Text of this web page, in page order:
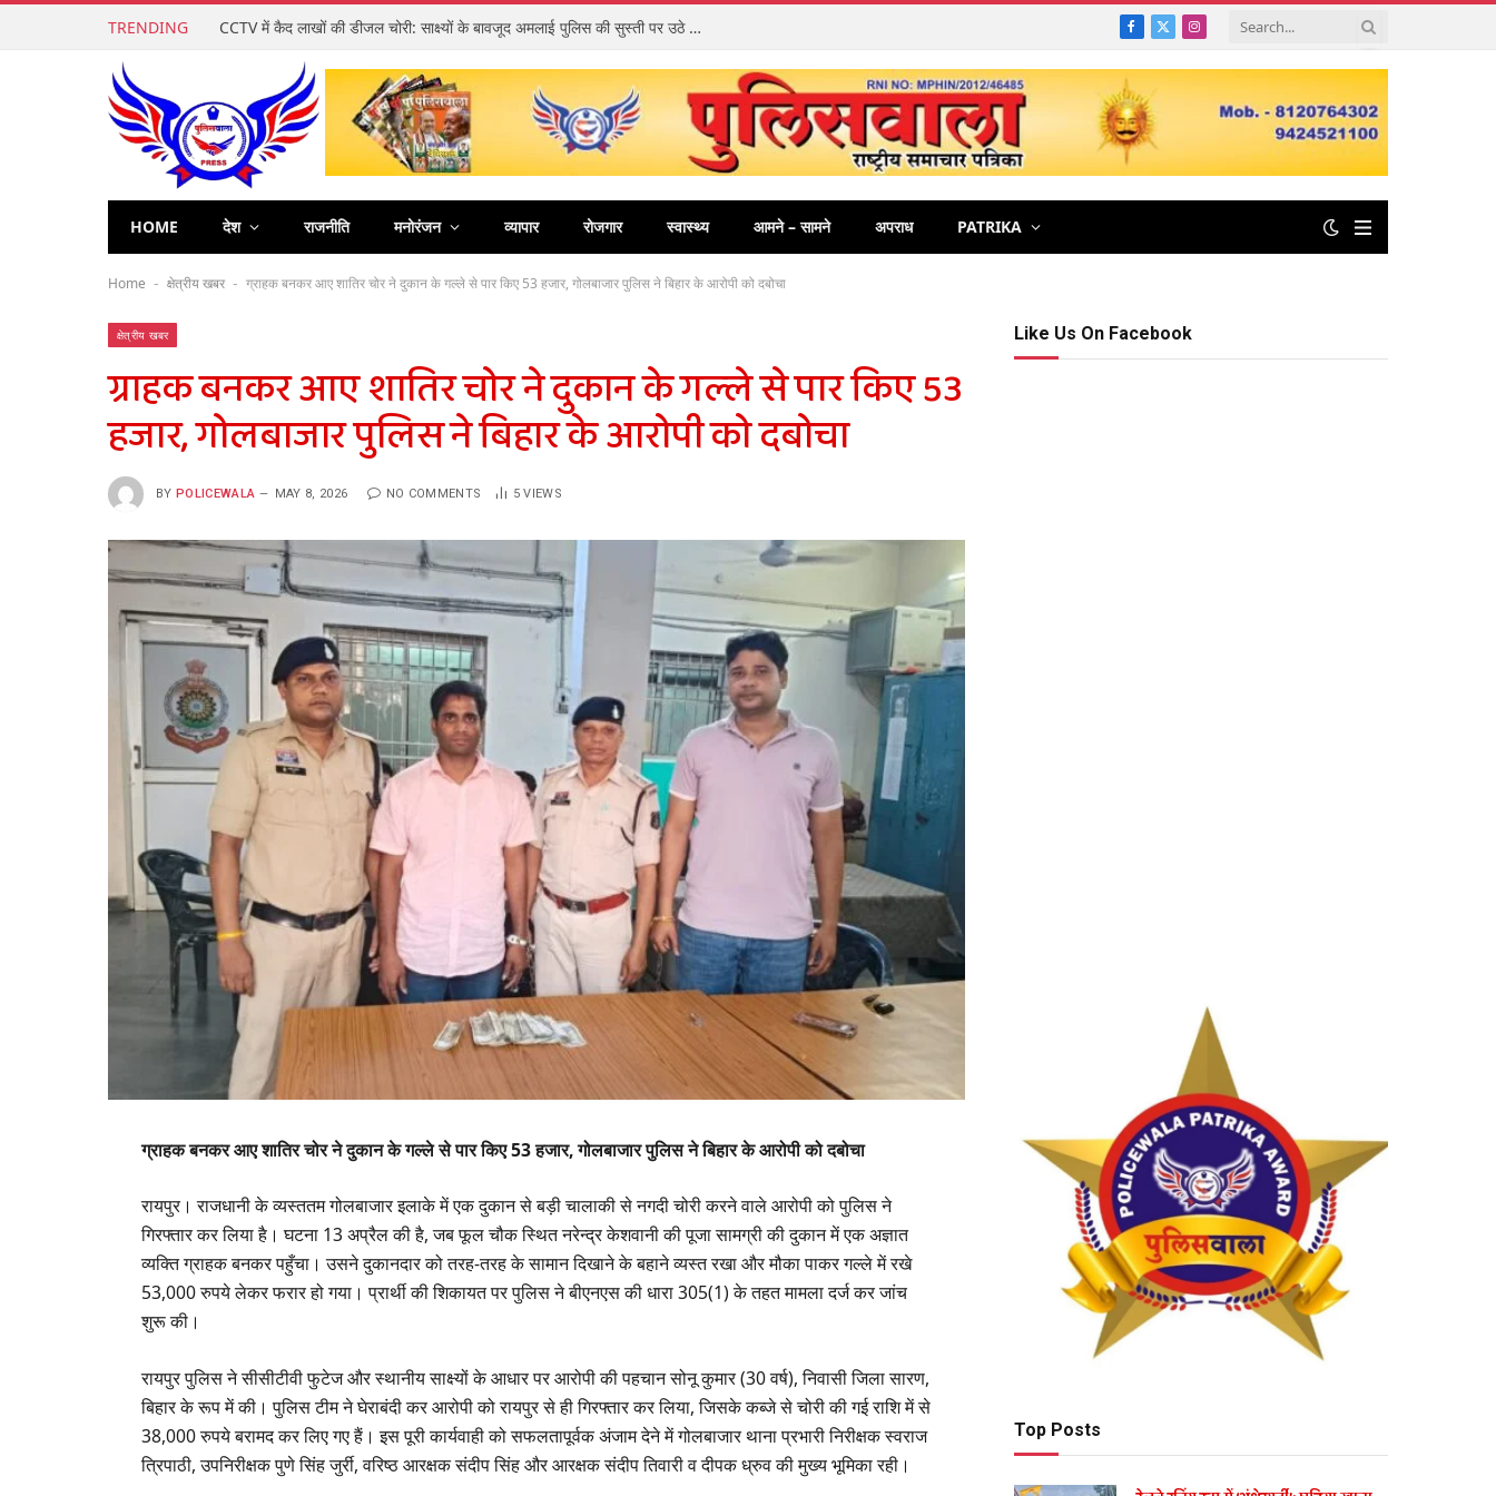
TRENDING CCTV में कैद लाखों की डीजल चोरी: साक्ष्यों के बावजूद अमलाई पुलिस की सुस्ती पर उठे सवाल Facebook
X
Instagram
HOME देश राजनीति मनोरंजन व्यापार रोजगार स्वास्थ्य आमने – सामने अपराध PATRIKA
Home - क्षेत्रीय खबर - ग्राहक बनकर आए शातिर चोर ने दुकान के गल्ले से पार किए 53 हजार, गोलबाजार पुलिस ने बिहार के आरोपी को दबोचा
क्षेत्रीय खबर
ग्राहक बनकर आए शातिर चोर ने दुकान के गल्ले से पार किए 53
हजार, गोलबाजार पुलिस ने बिहार के आरोपी को दबोचा
BY POLICEWALA MAY 8, 2026 NO COMMENTS 5VIEWS
ग्राहक बनकर आए शातिर चोर ने दुकान के गल्ले से पार किए 53 हजार, गोलबाजार पुलिस ने बिहार के आरोपी को दबोचा
रायपुर। राजधानी के व्यस्ततम गोलबाजार इलाके में एक दुकान से बड़ी चालाकी से नगदी चोरी करने वाले आरोपी को पुलिस ने
गिरफ्तार कर लिया है। घटना 13 अप्रैल की है, जब फूल चौक स्थित नरेन्द्र केशवानी की पूजा सामग्री की दुकान में एक अज्ञात
व्यक्ति ग्राहक बनकर पहुँचा। उसने दुकानदार को तरह-तरह के सामान दिखाने के बहाने व्यस्त रखा और मौका पाकर गल्ले में रखे
53,000 रुपये लेकर फरार हो गया। प्रार्थी की शिकायत पर पुलिस ने बीएनएस की धारा 305(1) के तहत मामला दर्ज कर जांच
शुरू की।
रायपुर पुलिस ने सीसीटीवी फुटेज और स्थानीय साक्ष्यों के आधार पर आरोपी की पहचान सोनू कुमार (30 वर्ष), निवासी जिला सारण,
बिहार के रूप में की। पुलिस टीम ने घेराबंदी कर आरोपी को रायपुर से ही गिरफ्तार कर लिया, जिसके कब्जे से चोरी की गई राशि में से
38,000 रुपये बरामद कर लिए गए हैं। इस पूरी कार्यवाही को सफलतापूर्वक अंजाम देने में गोलबाजार थाना प्रभारी निरीक्षक स्वराज
त्रिपाठी, उपनिरीक्षक पुणे सिंह जुर्री, वरिष्ठ आरक्षक संदीप सिंह और आरक्षक संदीप तिवारी व दीपक ध्रुव की मुख्य भूमिका रही।
Like Us On Facebook
Top Posts